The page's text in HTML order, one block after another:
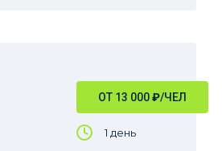
ОТ 13 000₽/ЧЕЛ
1 день